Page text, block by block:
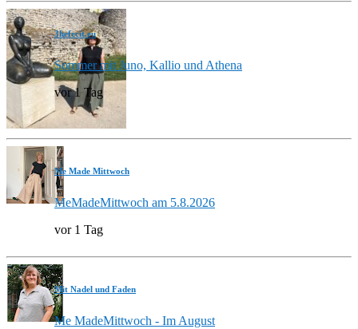
3hefecit.eu
Sommer mit Juno, Kallio und Athena
vor 1 Tag
Me Made Mittwoch
MeMadeMittwoch am 5.8.2026
vor 1 Tag
Mit Nadel und Faden
Me MadeMittwoch - Im August